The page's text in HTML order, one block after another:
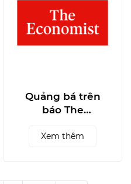
Quảng bá trên
báo The
Xem thêm